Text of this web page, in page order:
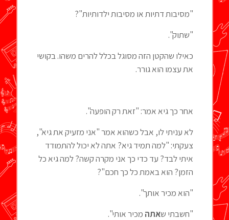
"מסיבות דתיות או מסיבות ילדותיות"?
"שתוק".
כאילו שהקטן הזה מסוגל בכלל להרים משהו. בקושי
את עצמו הוא גורר.
אחר כך גיא אמר: "זאת רק הופעה".
לא עניתי לו, אבל כשהוא אמר "אני מזעיק את גיא",
צעקתי: "למה תמיד גיא? אתה לא יכול להתמודד
איתי לבד? עד כדי כך אני מקרה קשה? למה גיא כל
הזמן? הוא באמת כל כך חכם"?
"הוא מכיר אותך".
"חשבתי שאתה מכיר אותי".